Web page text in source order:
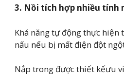
3. Nồi tích hợp nhiều tính
Khả năng tự động thực
nấu nếu bị mất điện đột
Nắp trong được thiết kếưu